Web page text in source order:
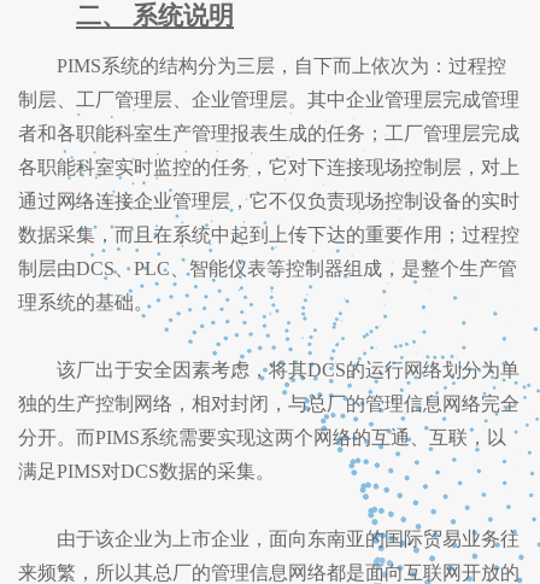
二、 系统说明
PIMS系统的结构分为三层，自下而上依次为：过程控
制层、工厂管理层、企业管理层。其中企业管理层完成管理
者和各职能科室生产管理报表生成的任务；工厂管理层完成
各职能科室实时监控的任务，它对下连接现场控制层，对上
通过网络连接企业管理层，它不仅负责现场控制设备的实时
数据采集，而且在系统中起到上传下达的重要作用；过程控
制层由DCS、PLC、智能仪表等控制器组成，是整个生产管
理系统的基础。
该厂出于安全因素考虑，将其DCS的运行网络划分为单
独的生产控制网络，相对封闭，与总厂的管理信息网络完全
分开。而PIMS系统需要实现这两个网络的互通、互联，以
满足PIMS对DCS数据的采集。
由于该企业为上市企业，面向东南亚的国际贸易业务往
来频繁，所以其总厂的管理信息网络都是面向互联网开放的